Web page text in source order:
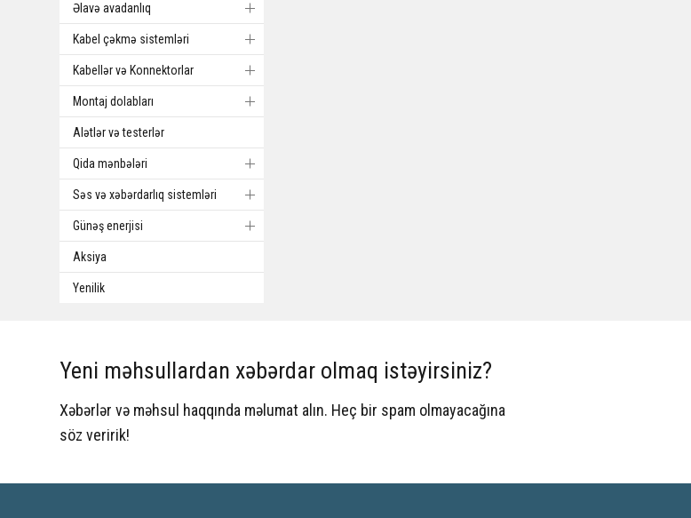
Əlavə avadanlıq
Kabel çəkmə sistemləri
Kabellər və Konnektorlar
Montaj dolabları
Alətlər və testerlər
Qida mənbələri
Səs və xəbərdarlıq sistemləri
Günəş enerjisi
Aksiya
Yenilik
Yeni məhsullardan xəbərdar olmaq istəyirsiniz?
Xəbərlər və məhsul haqqında məlumat alın. Heç bir spam olmayacağına
söz veririk!